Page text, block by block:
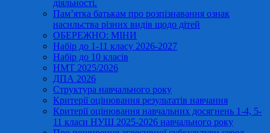
діяльності.
Пам’ятка батькам про розпізнавання ознак
насильства різних видів щодо дітей
ОБЕРЕЖНО: МІНИ
Набір до 1-11 класу 2026-2027
Набір до 10 класів
НМТ 2025/2026
ДПА 2026
Структура навчального року
Критерії оцінювання результатів навчання
Критерії оцінювання навчальних досягнень 1-4, 5-
11 класи НУШ 2025-2026 навчального року